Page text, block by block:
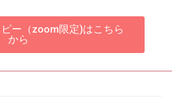
ー（zoom限定)はこちら
から